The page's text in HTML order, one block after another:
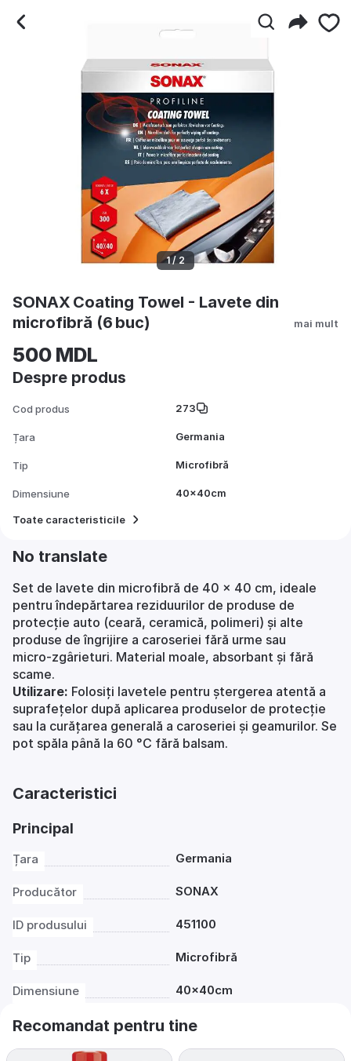
SONAX Coating Towel -
1 / 2
SONAX Coating Towel - Lavete din
microfibră (6 buc)
mai mult
500 MDL
Despre produs
Cod produs 273
Țara Germania
Tip Microfibră
Dimensiune 40×40cm
Toate caracteristicile
No translate
Set de lavete din microfibră de 40 × 40 cm, ideale
pentru îndepărtarea reziduurilor de produse de
protecție auto (ceară, ceramică, polimeri) și alte
produse de îngrijire a caroseriei fără urme sau
micro‑zgârieturi. Material moale, absorbant și fără
scame.
Utilizare: Folosiți lavetele pentru ștergerea atentă a
suprafețelor după aplicarea produselor de protecție
sau la curățarea generală a caroseriei și geamurilor. Se
pot spăla până la 60 °C fără balsam.
Caracteristici
Principal
Țara Germania
Producător SONAX
ID produsului 451100
Tip Microfibră
Dimensiune 40×40cm
Recomandat pentru tine